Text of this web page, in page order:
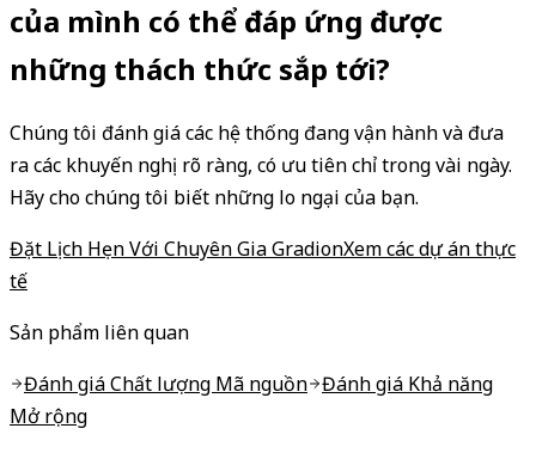
của mình có thể đáp ứng được
những thách thức sắp tới?
Chúng tôi đánh giá các hệ thống đang vận hành và đưa
ra các khuyến nghị rõ ràng, có ưu tiên chỉ trong vài ngày.
Hãy cho chúng tôi biết những lo ngại của bạn.
Đặt Lịch Hẹn Với Chuyên Gia GradionXem các dự án thực
tế
Sản phẩm liên quan
Đánh giá Chất lượng Mã nguồn Đánh giá Khả năng
Mở rộng